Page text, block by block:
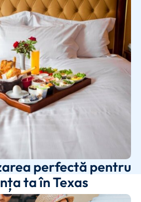
perfectă pentru
ta în Texas